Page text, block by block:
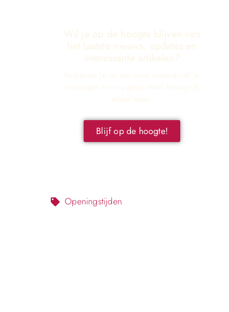
Wil je op de hoogte blijven van
het laatste nieuws, updates en
interessante artikelen?
Registreer je nu om onze nieuwsbrief te
ontvangen en mis geen enkel belangrijk
artikel meer.
Blijf op de hoogte!
Openingstijden